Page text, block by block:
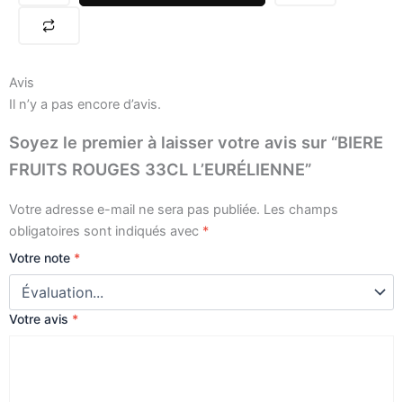
L'EURÉLIENNE
Avis
Il n’y a pas encore d’avis.
Soyez le premier à laisser votre avis sur “BIERE
FRUITS ROUGES 33CL L’EURÉLIENNE”
Votre adresse e-mail ne sera pas publiée. Les champs
obligatoires sont indiqués avec *
Votre note *
Votre avis *